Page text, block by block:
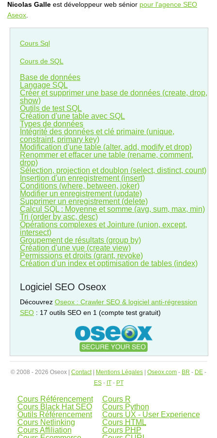
Nicolas Galle est développeur web sénior pour l'agence SEO
Aseox
Cours Sql
Cours de SQL
Base de données
Langage SQL
Créer et supprimer une base de données (create, drop,
show)
Outils de test SQL
Création d'une table avec SQL
Types de données
Intégrité des données et clé primaire (unique,
constraint, primary key)
Modification d'une table (alter, add, modify et drop)
Renommer et effacer une table (rename, comment,
drop)
Sélection, projection et doublon (select, distinct, count)
Insertion d'un enregistrement (insert)
Conditions (where, between, joker)
Modifier un enregistrement (update)
Supprimer un enregistrement (delete)
Calcul SQL : Moyenne et somme (avg, sum, max, min)
Tri (order by asc, desc)
Opérations complexes et Jointure (union, except,
intersect)
Groupement de résultats (group by)
Création d'une vue (create view)
Permissions et droits (grant, revoke)
Création d'un index et optimisation de tables (index)
Logiciel SEO Oseox
Découvrez Oseox : Crawler SEO & logiciel anti-régression
SEO : 17 outils SEO en 1 (compte test gratuit)
© 2008 - 2026 Oseox | Contact| Mentions Légales Oseox.com - BR - DE -
ES- IT- PT
Cours Référencement
Cours Black Hat SEO
Outils Référencement
Cours Netlinking
Cours Affiliation
Cours R
Cours Python
Cours UX - User Experience
Cours HTML
Cours PHP